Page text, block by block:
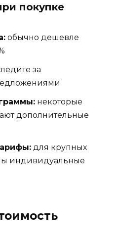
покупке
обычно дешевле
за
некоторые
дополнительные
для крупных
индивидуальные